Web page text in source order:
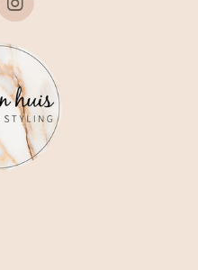
I
n
s
t
a
g
r